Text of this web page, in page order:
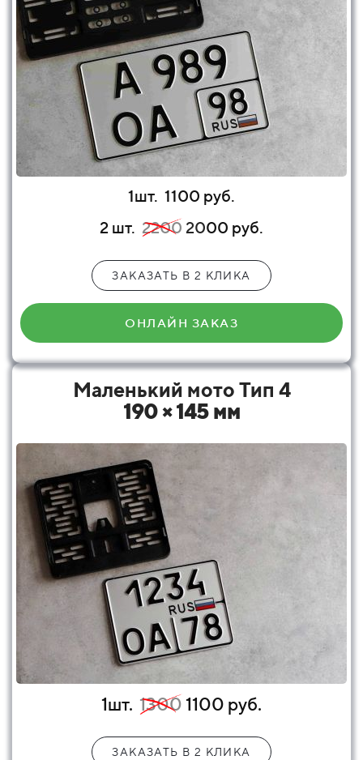
1шт. 1100 руб.
2 шт. 2200 2000 руб.
ЗАКАЗАТЬ В 2 КЛИКА
ОНЛАЙН ЗАКАЗ
Маленький мото Тип 4
190 × 145 мм
1шт. 13001100 руб.
ЗАКАЗАТЬ В 2 КЛИКА